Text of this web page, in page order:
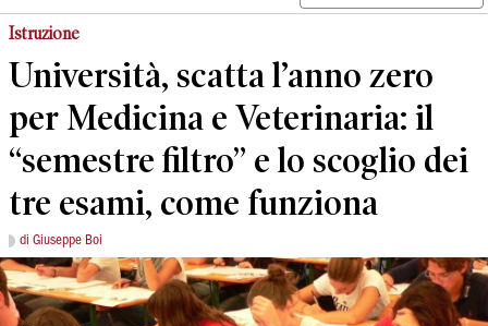
Istruzione
Università, scatta l’anno zero
per Medicina e Veterinaria: il
“semestre filtro” e lo scoglio dei
tre esami, come funziona
di Giuseppe Boi